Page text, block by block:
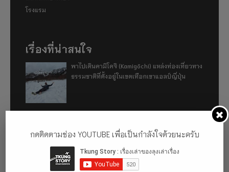
โรงแรม
เรื่องที่น่าสนใจ
พาไปเดินคามิโคจิ (Kamigōchi) แหล่งท่องเที่ยวทาง
ธรรมชาติที่ตั้งอยู่ในเขตเทือกเขาแอลป์ญี่ปุ่น
กดติดตามช่อง YOUTUBE เพื่อเป็นกำลังใจด้วยนะครับ